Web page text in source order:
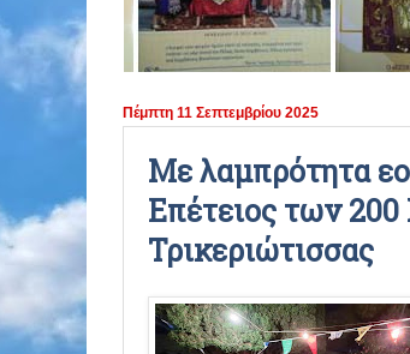
ΠΕΡΙΟΔΟΣ 2020 - 2021
ΠΕΡΙΟΔΟΣ 2017 - 2018
ΠΕΡΙΟΔΟΣ 2016 - 2017
ΠΕΡΙΟΔΟΣ 2015 - 2016
Πέμπτη 11 Σεπτεμβρίου 2025
Με λαμπρότητα
Επέτειος των
Τρικεριώτισσας